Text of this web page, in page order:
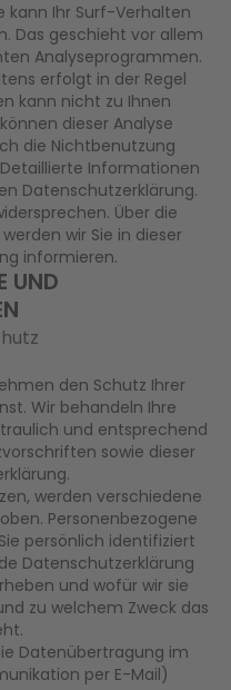
kann Ihr Surf-Verhalten
Das geschieht vor allem
Analyseprogrammen.
erfolgt in der Regel
kann nicht zu Ihnen
dieser Analyse
die Nichtbenutzung
Informationen
Datenschutzerklärung.
Über die
wir Sie in dieser
informieren.
UND
den Schutz Ihrer
Wir behandeln Ihre
und entsprechend
sowie dieser
werden verschiedene
Personenbezogene
persönlich identifiziert
Datenschutzerklärung
und wofür wir sie
zu welchem Zweck das
Datenübertragung im
per E-Mail)